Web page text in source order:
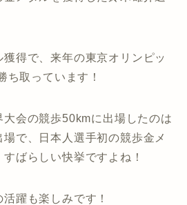
得で、来年の東京オリンピッ
ち取っています！
会の競歩50kmに出場したのは
で、日本人選手初の競歩金メ
ばらしい快挙ですよね！
躍も楽しみです！